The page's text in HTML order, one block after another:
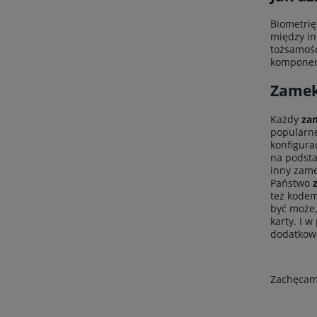
między
Każdy
na
inny
Państwo
też
być
karty. I w